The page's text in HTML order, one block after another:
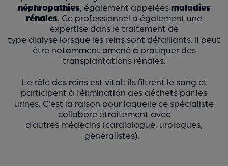
néphropathies, également appeléesmaladies
rénales . Ce professionnel a également une
expertise dans le traitement de
type dialyse lorsque les reins sont défaillants. Il peut
être notamment amené à pratiquer des
transplantations rénales.
Le rôle des reins est vital : ils filtrent le sang et
participent à l’élimination des déchets par les
urines. C’est la raison pour laquelle ce spécialiste
collabore étroitement avec
d’autres médecins (cardiologue, urologues,
généralistes).